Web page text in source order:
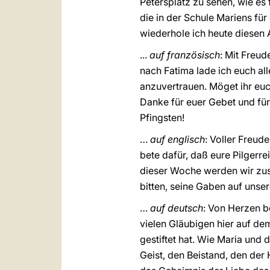
die in der Schule Mariens
wiederhole ich heute diesen
... auf französisch: Mit
nach Fatima lade ich euch
anzuvertrauen. Möget ihr
Danke für euer Gebet und
Pfingsten!
… auf englisch: Voller
bete dafür, daß eure
dieser Woche werden wir
bitten, seine Gaben auf
… auf deutsch: Von Herzen
vielen Gläubigen hier auf
gestiftet hat. Wie Maria und
Geist, den Beistand, den